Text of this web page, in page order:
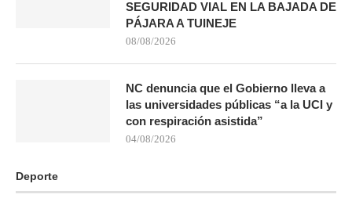
SEGURIDAD VIAL EN LA BAJADA DE
PÁJARA A TUINEJE
08/08/2026
NC denuncia que el Gobierno lleva a
las universidades públicas “a la UCI y
con respiración asistida”
04/08/2026
Deporte